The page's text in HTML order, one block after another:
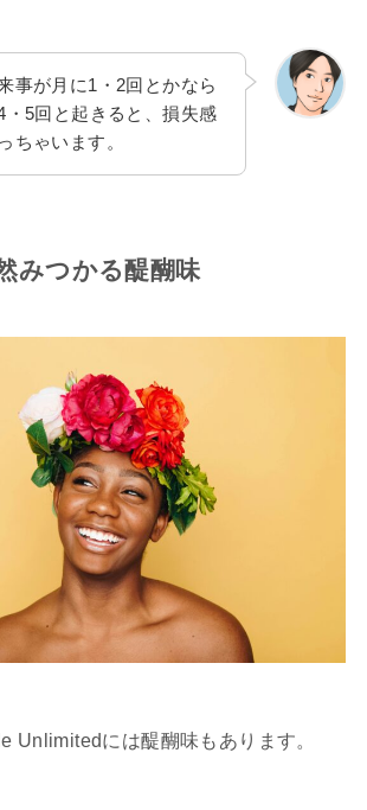
事が月に1・2回とかなら
・5回と起きると、損失感
ちゃいます。
みつかる醍醐味
Unlimitedには醍醐味もあります。